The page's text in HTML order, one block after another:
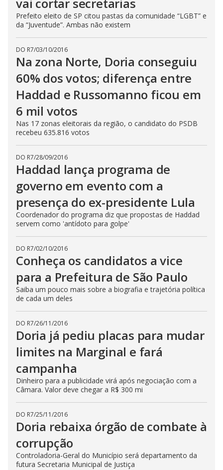
vai cortar secretarias
Prefeito eleito de SP citou pastas da comunidade “LGBT” e
da “Juventude”. Ambas não existem
DO R7/03/10/2016
Na zona Norte, Doria conseguiu
60% dos votos; diferença entre
Haddad e Russomanno ficou em
6 mil votos
Nas 17 zonas eleitorais da região, o candidato do PSDB
recebeu 635.816 votos
DO R7/28/09/2016
Haddad lança programa de
governo em evento com a
presença do ex-presidente Lula
Coordenador do programa diz que propostas de Haddad
servem como 'antídoto para golpe'
DO R7/02/10/2016
Conheça os candidatos a vice
para a Prefeitura de São Paulo
Saiba um pouco mais sobre a biografia e trajetória política
de cada um deles
DO R7/26/11/2016
Doria já pediu placas para mudar
limites na Marginal e fará
campanha
Dinheiro para a publicidade virá após negociação com a
Câmara. Valor deve chegar a R$ 300 mi
DO R7/25/11/2016
Doria rebaixa órgão de combate à
corrupção
Controladoria-Geral do Município será departamento da
futura Secretaria Municipal de Justiça